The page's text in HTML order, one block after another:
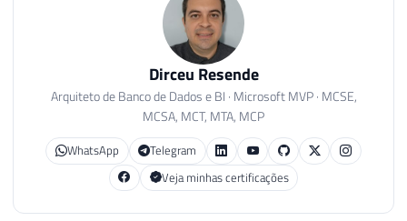
Dirceu Resende
Arquiteto de Banco de Dados e BI · Microsoft MVP · MCSE,
MCSA, MCT, MTA, MCP
WhatsApp
Telegram
Veja minhas certificações